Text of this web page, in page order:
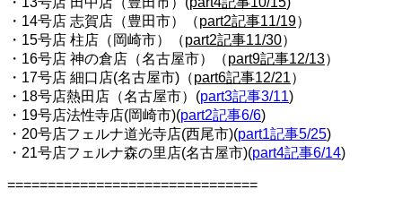
・14号店 志賀店（豊田市）（part2記事11/19）
・15号店 柱店（岡崎市）（part2記事11/30）
・16号店 神の倉店（名古屋市）（part9記事12/13）
・17号店 細口店(名古屋市)（part6記事12/21）
・18号店熱田店（名古屋市）(part3記事3/11)
・19号店法性寺店(岡崎市)(part2記事6/6)
・20号店フェルナ道光寺店(西尾市)(part1記事5/25)
・21号店フェルナ森の里店(名古屋市)(part4記事6/14)
===============================